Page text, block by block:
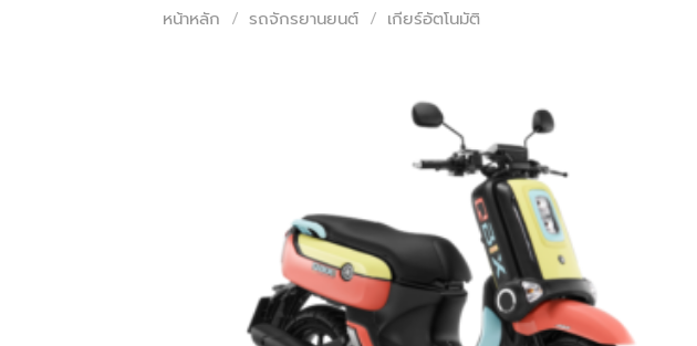
หน้าหลัก / รถจักรยานยนต์ / เกียร์อัตโนมัติ